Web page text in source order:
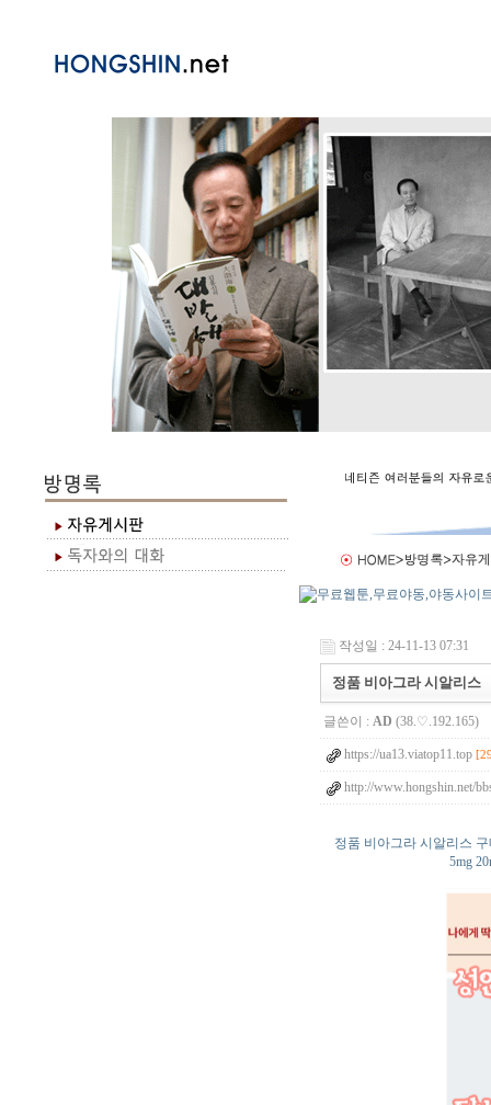
작성일 : 24-11-13 07:31
정품 비아그라 시알리스
글쓴이 : AD (38.♡.192.165)
https://ua13.viatop11.top
http://www.hongshin.net/
정품 비아그라 시알리스
5mg